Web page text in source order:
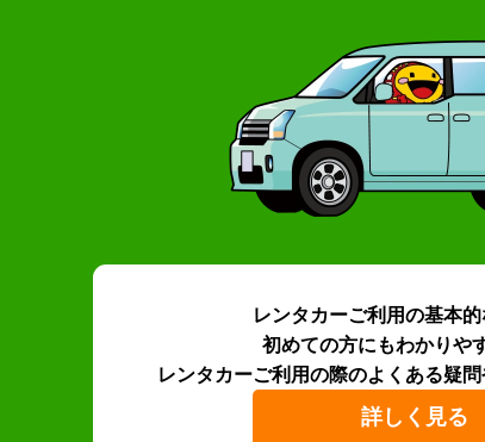
レンタカーご利用の基本
初めての方にもわかりや
レンタカーご利用の際のよくある疑問
詳しく見る